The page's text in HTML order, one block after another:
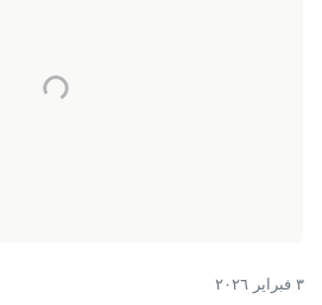
٣ فبراير ٢٠٢٦